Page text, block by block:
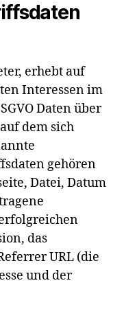
erhebt auf
Interessen im
Daten über
dem sich
gehören
Datei, Datum
das
URL (die
und der